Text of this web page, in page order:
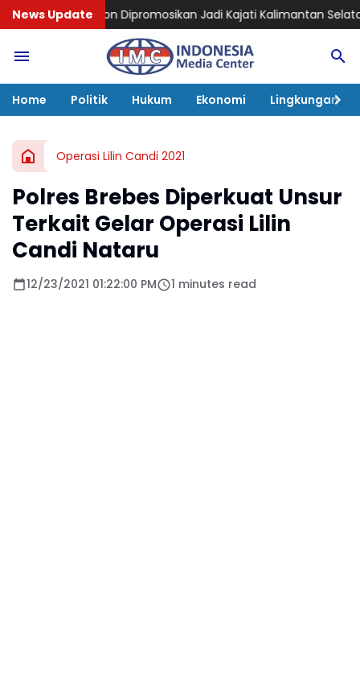
News Update
Dipromosikan Jadi Kajati Kalimantan Selatan, Bawa
Home Politik Hukum Ekonomi Lingkungan
Operasi Lilin Candi 2021
Polres Brebes Diperkuat Unsur
Terkait Gelar Operasi Lilin
Candi Nataru
12/23/2021 01:22:00 PM 1 minutes read